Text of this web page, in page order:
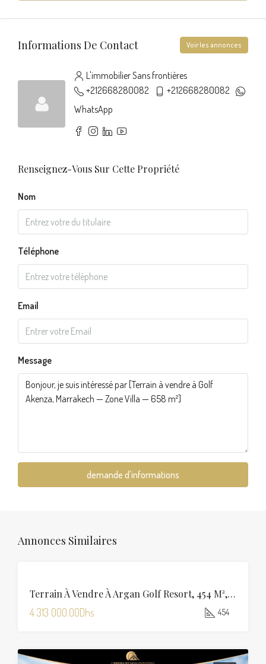
Informations De Contact Voir les annonces
L'immobilier Sans frontières
+212668280082
+212668280082
WhatsApp
Renseignez-Vous Sur Cette Propriété
Nom
Téléphone
Email
Message
demande d'informations
Annonces Similaires
Terrain À Vendre À Argan Golf Resort, 454 M², Marrakech
4 313 000.00Dhs 454